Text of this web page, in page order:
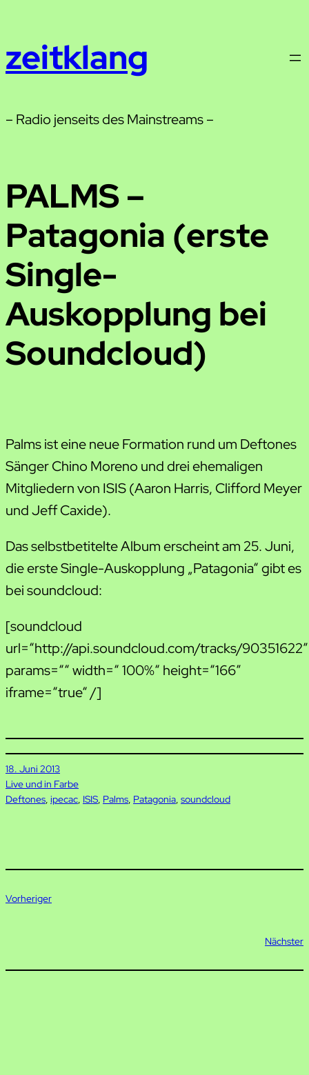
springen
zeitklang
– Radio jenseits des Mainstreams –
PALMS –
Patagonia (erste
Single-
Auskopplung bei
Soundcloud)
Palms ist eine neue Formation rund um Deftones
Sänger Chino Moreno und drei ehemaligen
Mitgliedern von ISIS (Aaron Harris, Clifford Meyer
und Jeff Caxide).
Das selbstbetitelte Album erscheint am 25. Juni,
die erste Single-Auskopplung „Patagonia“ gibt es
bei soundcloud:
[soundcloud
url=“http://api.soundcloud.com/tracks/90351622″
params=““ width=“ 100%“ height=“166″
iframe=“true“ /]
18. Juni 2013
Live und in Farbe
Deftones, ipecac, ISIS, Palms, Patagonia, soundcloud
Vorheriger
Nächster